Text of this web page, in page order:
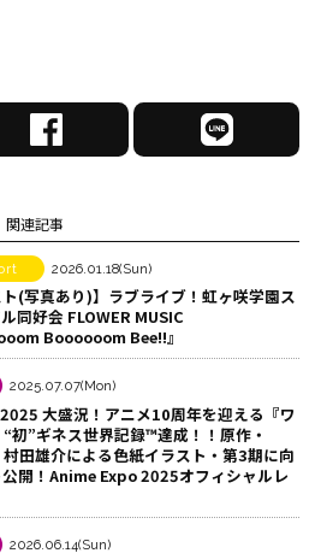
L
I
シ
ェ
ア
す
関連記事
2026.01.18(Sun)
ト(写真あり)】ラブライブ！虹ヶ咲学園ス
同好会 FLOWER MUSIC
Boooooom Bee!!』
2025.07.07(Mon)
大盛況！アニメ10周年を迎える『ワ
初”ギネス世界記録™達成！！原作・
田雄介による色紙イラスト・第3期に向
開！Anime Expo 2025オフィシャルレ
2026.06.14(Sun)